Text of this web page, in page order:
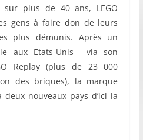
sur plus de 40 ans, LEGO
gens à faire don de leurs
plus démunis. Après un
aux Etats-Unis via son
Replay (plus de 23 000
des briques), la marque
nouveaux pays d’ici la